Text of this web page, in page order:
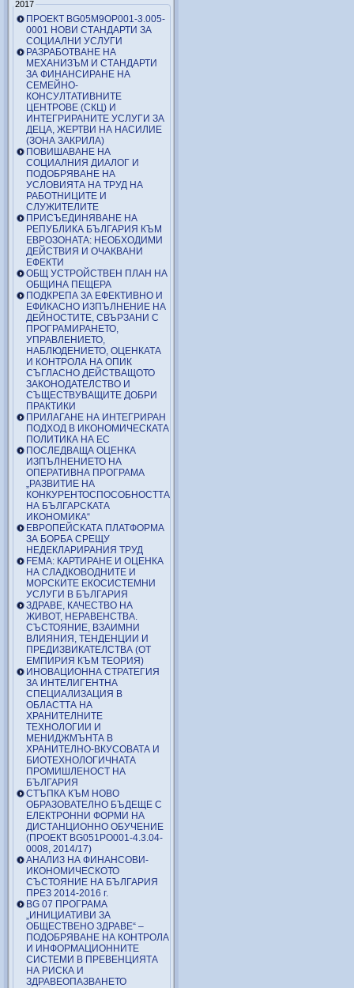
2017
ПРОЕКТ BG05M9OP001-3.005-
0001 НОВИ СТАНДАРТИ ЗА
СОЦИАЛНИ УСЛУГИ
РАЗРАБОТВАНЕ НА
МЕХАНИЗЪМ И СТАНДАРТИ
ЗА ФИНАНСИРАНЕ НА
СЕМЕЙНО-
КОНСУЛТАТИВНИТЕ
ЦЕНТРОВЕ (СКЦ) И
ИНТЕГРИРАНИТЕ УСЛУГИ ЗА
ДЕЦА, ЖЕРТВИ НА НАСИЛИЕ
(ЗОНА ЗАКРИЛА)
ПОВИШАВАНЕ НА
СОЦИАЛНИЯ ДИАЛОГ И
ПОДОБРЯВАНЕ НА
УСЛОВИЯТА НА ТРУД НА
РАБОТНИЦИТЕ И
СЛУЖИТЕЛИТЕ
ПРИСЪЕДИНЯВАНЕ НА
РЕПУБЛИКА БЪЛГАРИЯ КЪМ
ЕВРОЗОНАТА: НЕОБХОДИМИ
ДЕЙСТВИЯ И ОЧАКВАНИ
ЕФЕКТИ
ОБЩ УСТРОЙСТВЕН ПЛАН НА
ОБЩИНА ПЕЩЕРА
ПОДКРЕПА ЗА ЕФЕКТИВНО И
ЕФИКАСНО ИЗПЪЛНЕНИЕ НА
ДЕЙНОСТИТЕ, СВЪРЗАНИ С
ПРОГРАМИРАНЕТО,
УПРАВЛЕНИЕТО,
НАБЛЮДЕНИЕТО, ОЦЕНКАТА
И КОНТРОЛА НА ОПИК
СЪГЛАСНО ДЕЙСТВАЩОТО
ЗАКОНОДАТЕЛСТВО И
СЪЩЕСТВУВАЩИТЕ ДОБРИ
ПРАКТИКИ
ПРИЛАГАНЕ НА ИНТЕГРИРАН
ПОДХОД В ИКОНОМИЧЕСКАТА
ПОЛИТИКА НА ЕС
ПОСЛЕДВАЩА ОЦЕНКА
ИЗПЪЛНЕНИЕТО НА
ОПЕРАТИВНА ПРОГРАМА
„РАЗВИТИЕ НА
КОНКУРЕНТОСПОСОБНОСТТА
НА БЪЛГАРСКАТА
ИКОНОМИКА“
ЕВРОПЕЙСКАТА ПЛАТФОРМА
ЗА БОРБА СРЕЩУ
НЕДЕКЛАРИРАНИЯ ТРУД
FEMA: КАРТИРАНЕ И ОЦЕНКА
НА СЛАДКОВОДНИТЕ И
МОРСКИТЕ ЕКОСИСТЕМНИ
УСЛУГИ В БЪЛГАРИЯ
ЗДРАВЕ, КАЧЕСТВО НА
ЖИВОТ, НЕРАВЕНСТВА.
СЪСТОЯНИЕ, ВЗАИМНИ
ВЛИЯНИЯ, ТЕНДЕНЦИИ И
ПРЕДИЗВИКАТЕЛСТВА (ОТ
ЕМПИРИЯ КЪМ ТЕОРИЯ)
ИНОВАЦИОННА СТРАТЕГИЯ
ЗА ИНТЕЛИГЕНТНА
СПЕЦИАЛИЗАЦИЯ В
ОБЛАСТТА НА
ХРАНИТЕЛНИТЕ
ТЕХНОЛОГИИ И
МЕНИДЖМЪНТА В
ХРАНИТЕЛНО-ВКУСОВАТА И
БИОТЕХНОЛОГИЧНАТА
ПРОМИШЛЕНОСТ НА
БЪЛГАРИЯ
СТЪПКА КЪМ НОВО
ОБРАЗОВАТЕЛНО БЪДЕЩЕ С
ЕЛЕКТРОННИ ФОРМИ НА
ДИСТАНЦИОННО ОБУЧЕНИЕ
(ПРОЕКТ BG051PO001-4.3.04-
0008, 2014/17)
АНАЛИЗ НА ФИНАНСОВИ-
ИКОНОМИЧЕСКОТО
СЪСТОЯНИЕ НА БЪЛГАРИЯ
ПРЕЗ 2014-2016 г.
BG 07 ПРОГРАМА
„ИНИЦИАТИВИ ЗА
ОБЩЕСТВЕНО ЗДРАВЕ“ –
ПОДОБРЯВАНЕ НА КОНТРОЛА
И ИНФОРМАЦИОННИТЕ
СИСТЕМИ В ПРЕВЕНЦИЯТА
НА РИСКА И
ЗДРАВЕОПАЗВАНЕТО